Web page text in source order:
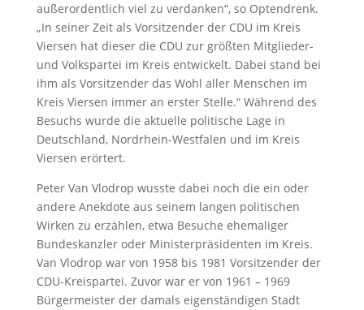
außerordentlich viel zu verdanken“, so Optendrenk.
„In seiner Zeit als Vorsitzender der CDU im Kreis
Viersen hat dieser die CDU zur größten Mitglieder-
und Volkspartei im Kreis entwickelt. Dabei stand bei
ihm als Vorsitzender das Wohl aller Menschen im
Kreis Viersen immer an erster Stelle.“ Während des
Besuchs wurde die aktuelle politische Lage in
Deutschland, Nordrhein-Westfalen und im Kreis
Viersen erörtert.
Peter Van Vlodrop wusste dabei noch die ein oder
andere Anekdote aus seinem langen politischen
Wirken zu erzählen, etwa Besuche ehemaliger
Bundeskanzler oder Ministerpräsidenten im Kreis.
Van Vlodrop war von 1958 bis 1981 Vorsitzender der
CDU-Kreispartei. Zuvor war er von 1961 – 1969
Bürgermeister der damals eigenständigen Stadt